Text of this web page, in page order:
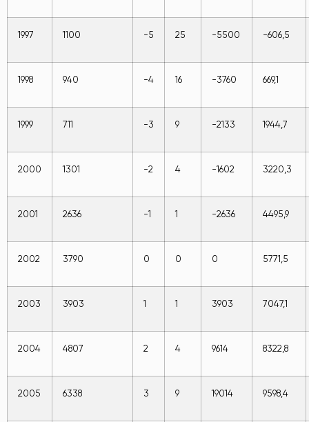
1997 1100 -5 25 -5500 -606,5
1998 940 -4 16 -3760 669,1
1999 711 -3 9 -2133 1944,7
2000 1301 -2 4 -1602 3220,3
2001 2636 -1 1 -2636 4495,9
2002 3790 0 0 0 5771,5
2003 3903 1 1 3903 7047,1
2004 4807 2 4 9614 8322,8
2005 6338 3 9 19014 9598,4